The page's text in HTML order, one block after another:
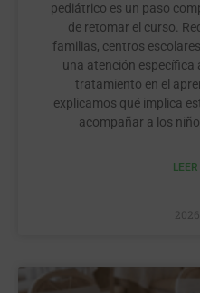
pediátrico es un paso
de retomar el curso.
familias, centros
una atención específica
tratamiento en el
explicamos qué implica
acompañar a los